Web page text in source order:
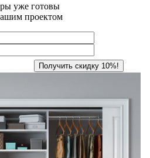
уже готовы
проектом